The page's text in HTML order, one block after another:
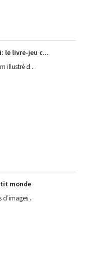
le livre-jeu c...
illustré d...
monde
d'images...